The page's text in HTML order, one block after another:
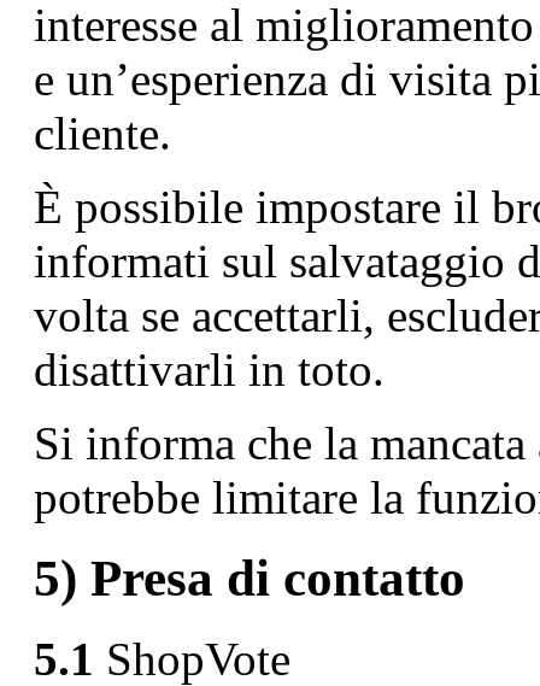
interesse al
e un’esperienza di visita
cliente.
È possibile impostare il
informati sul salvataggio
volta se accettarli,
disattivarli in toto.
Si informa che la
potrebbe limitare la
5) Presa di contatto
5.1 ShopVote